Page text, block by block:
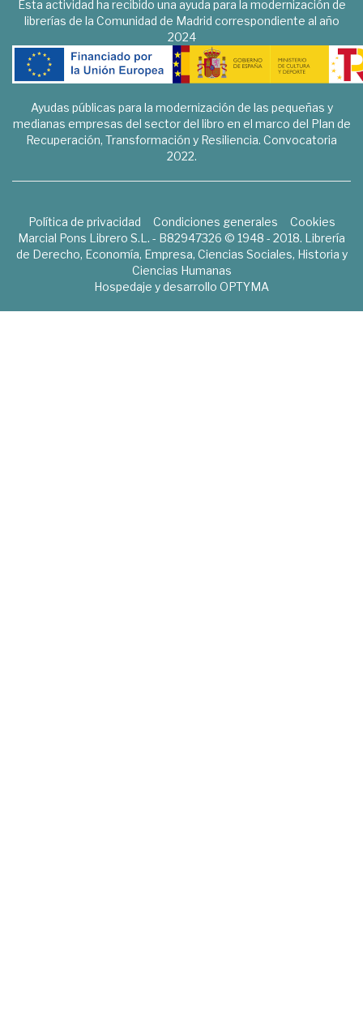
Esta actividad ha recibido una ayuda para la modernización de
librerías de la Comunidad de Madrid correspondiente al año
2024
Ayudas públicas para la modernización de las pequeñas y
medianas empresas del sector del libro en el marco del Plan de
Recuperación, Transformación y Resiliencia. Convocatoria
2022.
Política de privacidad Condiciones generales
Cookies
Marcial Pons Librero S.L. - B82947326 © 1948 - 2018. Librería
de Derecho, Economía, Empresa, Ciencias Sociales, Historia y
Ciencias Humanas
Hospedaje y desarrollo OPTYMA